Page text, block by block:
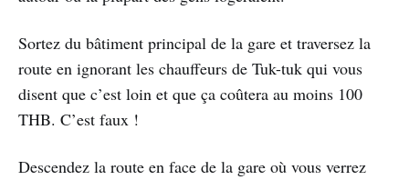
Sortez du bâtiment principal de la gare et traversez la
route en ignorant les chauffeurs de Tuk-tuk qui vous
disent que c’est loin et que ça coûtera au moins 100
THB. C’est faux !
Descendez la route en face de la gare où vous verrez